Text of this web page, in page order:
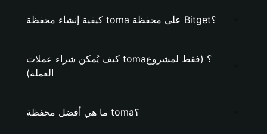
كيفية إنشاء محفظة toma على محفظة Bitget؟
كيف يُمكن شراء عملات toma؟ (فقط لمشروع
العملة)
ما هي أفضل محفظة toma؟